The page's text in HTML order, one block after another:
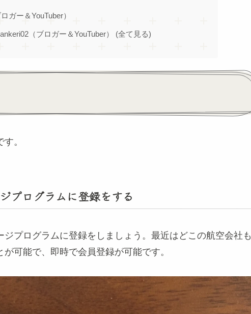
ガー＆YouTuber）
（ブロガー＆YouTuber） (全て見る)
。
プログラムに登録をする
ジプログラムに登録をしましょう。最近はどこの航空会社も
可能で、即時で会員登録が可能です。